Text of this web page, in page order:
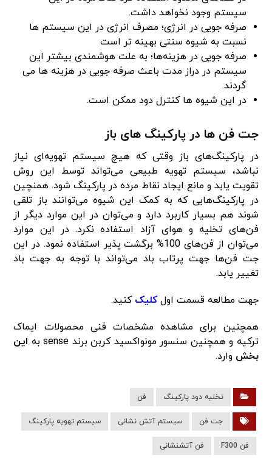
سیستم وجود نخواهد داشت.
صرفه جویی در انرژی؛ مصرف انرژی در این سیستم ها
نسبت به شیوه سنتی بهینه تر است
صرفه جویی در هزینه‌ها؛ به علت هوشمندی بیشتر این
سیستم در دراز مدت باعث صرفه جویی در هزینه ها می
گردند.
در این شیوه ها کنترل دود ممکن است.
جت فن ها در پارکینگ های باز
در پارکینگ‌های باز وقتی که هیچ سیستم تهویه‌ای نیاز
نباشد، سیستم تهویه طبیعی می‌تواند توسط این روش
تقویت یابد و مانع ایجاد نقاط مرده در پارکینگ شود. همنچین
در پارکینگ‌هایی که به کمک این شیوه می‌توانند باز تلقی
شوند هم بسیار کاربرد دارد و می‌توان در این موارد دیگر از
فن‌های تخلیه و هوای آزاد استفاده نکرد. در این موارد
می‌توان از فن‌های 100% برگشت پذیر استفاده نمود. در این
جت فن‌ها جهت پرتاب باد می‌تواند با توجه به جهت باد
تغییر یابد.
جهت مطالعه قسمت اولکلیک کنید.
همچنین برای مشاهده مشخصات فنی محصولات ایماک
ترکیه و همچنین سنسور مونواکسید کربن برند sense به
این
بخش وارد.
تخلیه دود پارکینگ فن
جت فن سیستم آتش نشانی سیستم تهویه پارکینگ
فن F300 فن آتشنشانی